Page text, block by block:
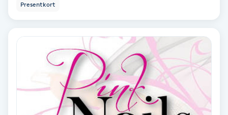
BIAB
Presentkort